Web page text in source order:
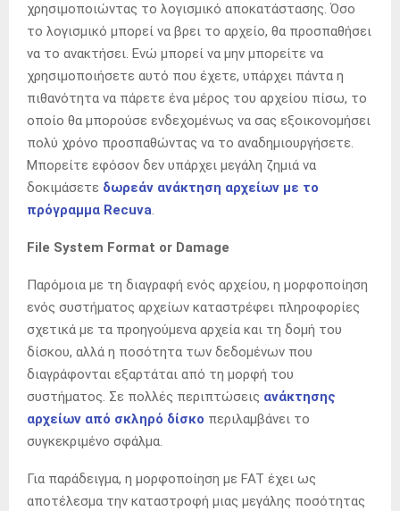
χρησιμοποιώντας το λογισμικό αποκατάστασης. Όσο
το λογισμικό μπορεί να βρει το αρχείο, θα προσπαθήσει
να το ανακτήσει. Ενώ μπορεί να μην μπορείτε να
χρησιμοποιήσετε αυτό που έχετε, υπάρχει πάντα η
πιθανότητα να πάρετε ένα μέρος του αρχείου πίσω, το
οποίο θα μπορούσε ενδεχομένως να σας εξοικονομήσει
πολύ χρόνο προσπαθώντας να το αναδημιουργήσετε.
Μπορείτε εφόσον δεν υπάρχει μεγάλη ζημιά να
δοκιμάσετε δωρεάν ανάκτηση αρχείων με το
πρόγραμμα Recuva.
File System Format or Damage
Παρόμοια με τη διαγραφή ενός αρχείου, η μορφοποίηση
ενός συστήματος αρχείων καταστρέφει πληροφορίες
σχετικά με τα προηγούμενα αρχεία και τη δομή του
δίσκου, αλλά η ποσότητα των δεδομένων που
διαγράφονται εξαρτάται από τη μορφή του
συστήματος. Σε πολλές περιπτώσεις ανάκτησης
αρχείων από σκληρό δίσκο περιλαμβάνει το
συγκεκριμένο σφάλμα.
Για παράδειγμα, η μορφοποίηση με FAT έχει ως
αποτέλεσμα την καταστροφή μιας μεγάλης ποσότητας